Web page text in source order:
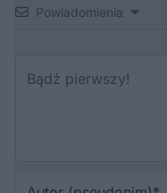
Powiadomienia